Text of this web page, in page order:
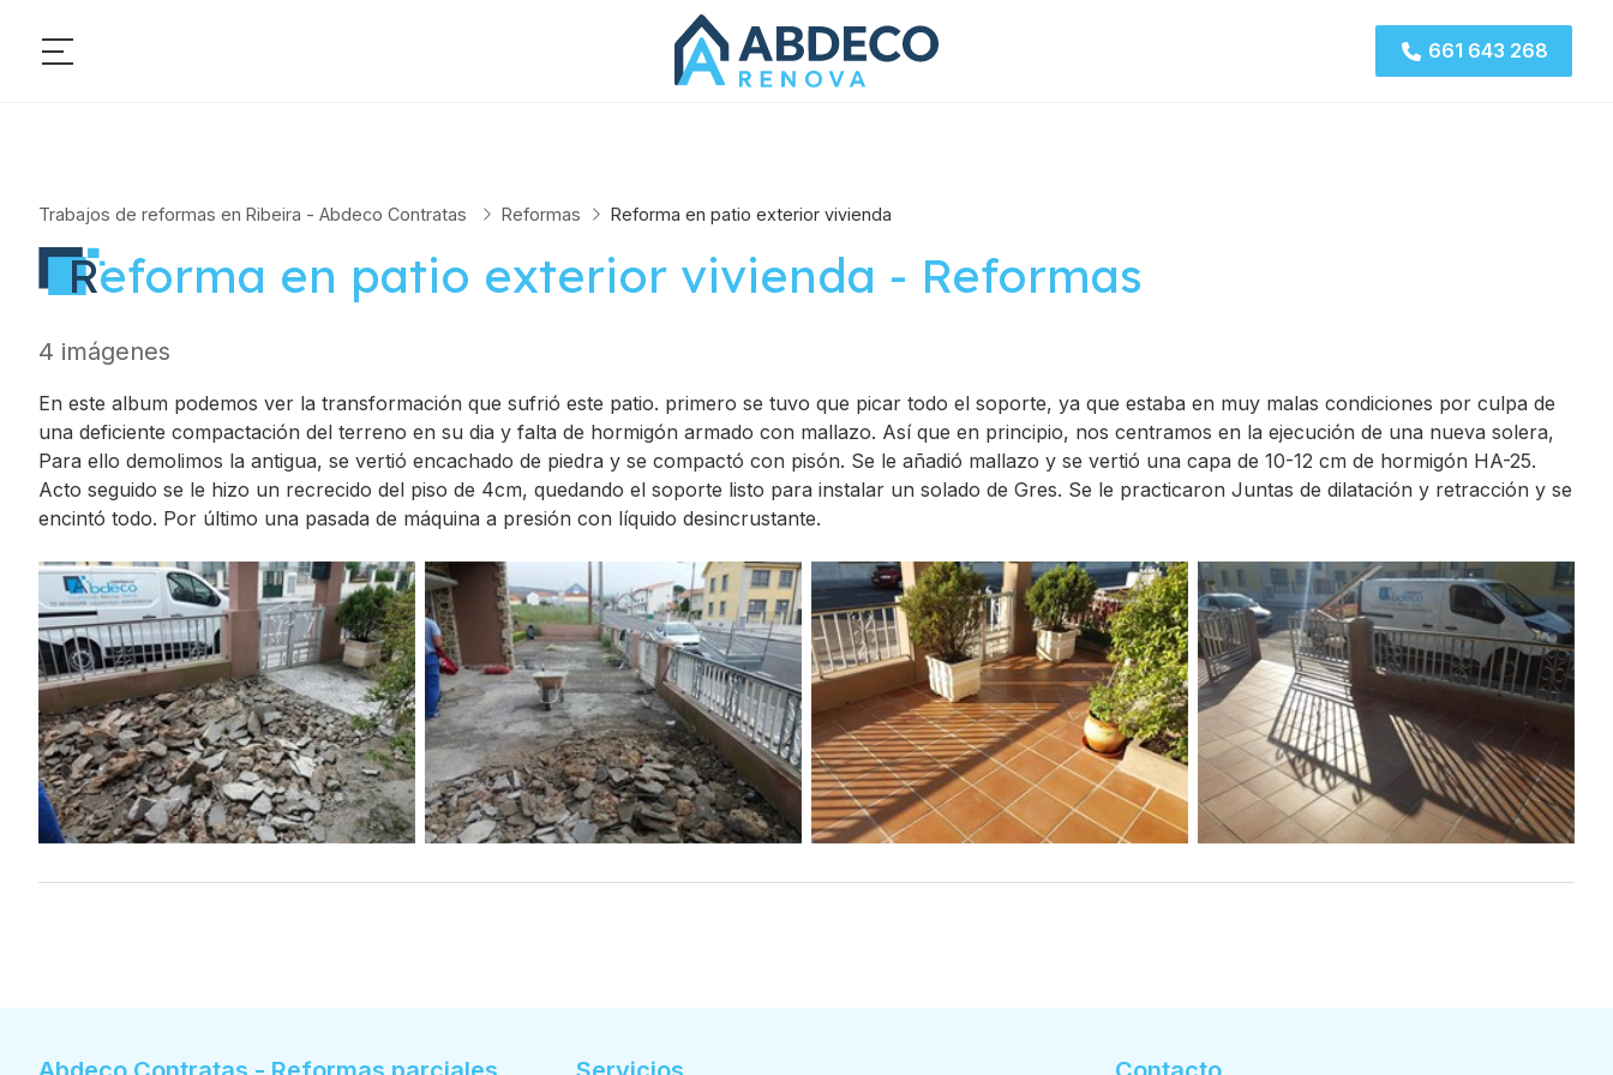
661 643 268
Trabajos de reformas en Ribeira - Abdeco Contratas Reformas Reforma en patio exterior vivienda
Reforma en patio exterior vivienda - Reformas
4 imágenes
En este album podemos ver la transformación que sufrió este patio. primero se tuvo que picar todo el soporte, ya que estaba en muy malas condiciones por culpa de
una deficiente compactación del terreno en su dia y falta de hormigón armado con mallazo. Así que en principio, nos centramos en la ejecución de una nueva solera,
Para ello demolimos la antigua, se vertió encachado de piedra y se compactó con pisón. Se le añadió mallazo y se vertió una capa de 10-12 cm de hormigón HA-25.
Acto seguido se le hizo un recrecido del piso de 4cm, quedando el soporte listo para instalar un solado de Gres. Se le practicaron Juntas de dilatación y retracción y se
encintó todo. Por último una pasada de máquina a presión con líquido desincrustante.